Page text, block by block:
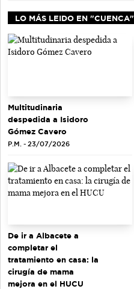
LO MÁS LEIDO EN "CUENCA"
Multitudinaria
despedida a Isidoro
Gómez Cavero
P.M. - 23/07/2026
De ir a Albacete a
completar el
tratamiento en casa: la
cirugía de mama
mejora en el HUCU